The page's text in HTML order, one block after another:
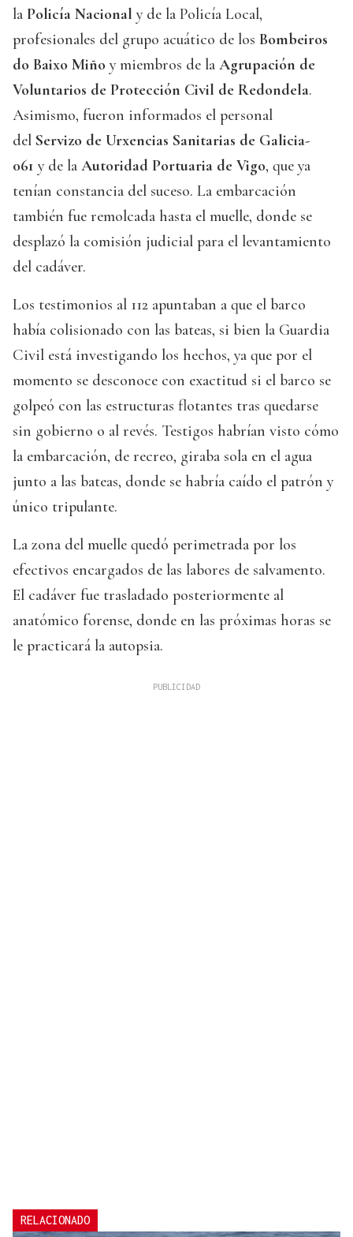
la Policía Nacional y de la Policía Local,
profesionales del grupo acuático de los Bombeiros
do Baixo Miño y miembros de la Agrupación de
Voluntarios de Protección Civil de Redondela.
Asimismo, fueron informados el personal
del Servizo de Urxencias Sanitarias de Galicia-
061 y de la Autoridad Portuaria de Vigo, que ya
tenían constancia del suceso. La embarcación
también fue remolcada hasta el muelle, donde se
desplazó la comisión judicial para el levantamiento
del cadáver.
Los testimonios al 112 apuntaban a que el barco
había colisionado con las bateas, si bien la Guardia
Civil está investigando los hechos, ya que por el
momento se desconoce con exactitud si el barco se
golpeó con las estructuras flotantes tras quedarse
sin gobierno o al revés. Testigos habrían visto cómo
la embarcación, de recreo, giraba sola en el agua
junto a las bateas, donde se habría caído el patrón y
único tripulante.
La zona del muelle quedó perimetrada por los
efectivos encargados de las labores de salvamento.
El cadáver fue trasladado posteriormente al
anatómico forense, donde en las próximas horas se
le practicará la autopsia.
RELACIONADO